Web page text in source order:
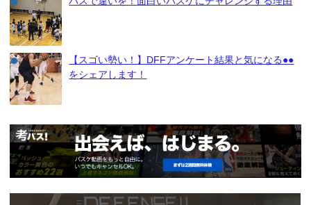
【スゴい勢い！】DFFアンケート結果と気になる●●
をシェアします！